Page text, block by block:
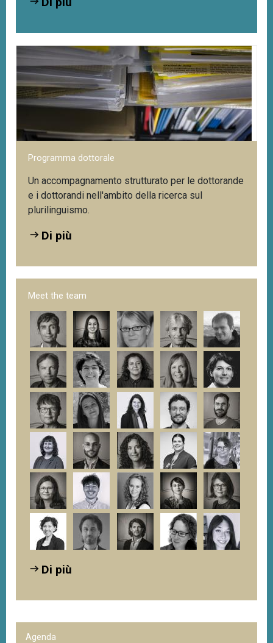
Programma dottorale
Un accompagnamento strutturato per le dottorande
e i dottorandi nell'ambito della ricerca sul
plurilinguismo.
Di più
Meet the team
Di più
Agenda